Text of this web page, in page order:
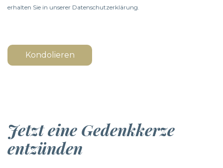
erhalten Sie in unserer Datenschutzerklärung.
Kondolieren
Jetzt eine Gedenkkerze
entzünden